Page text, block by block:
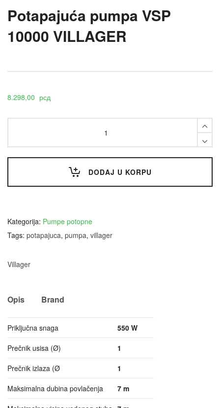
Potapajuća pumpa VSP
10000 VILLAGER
8.298,00 рсд
Potapajuća
VILLAGER
DODAJ U KORPU
Kategorija: Pumpe potopne
Tags: potapajuca, pumpa, villager
Villager
Opis Brand
Priključna snaga 550 W
Prečnik usisa (Ø) 1
Prečnik izlaza (Ø 1
Maksimalna dubina povlačenja 7 m